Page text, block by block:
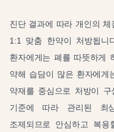
진단 결과에 따라 개인의
1:1 맞춤 한약이 처방됩
환자에게는 폐를 따뜻하게
약해 습담이 많은 환자에게
약재를 중심으로 처방이
기준에 따라 관리된 최
조제되므로 안심하고 복